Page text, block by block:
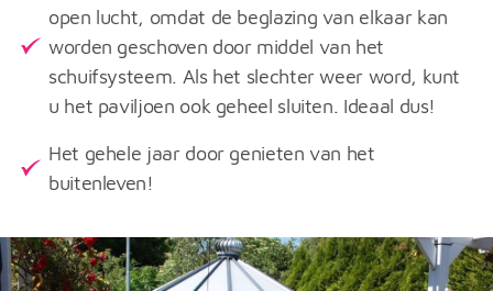
open lucht, omdat de beglazing van elkaar kan
worden geschoven door middel van het
schuifsysteem. Als het slechter weer word, kunt
u het paviljoen ook geheel sluiten. Ideaal dus!
Het gehele jaar door genieten van het
buitenleven!